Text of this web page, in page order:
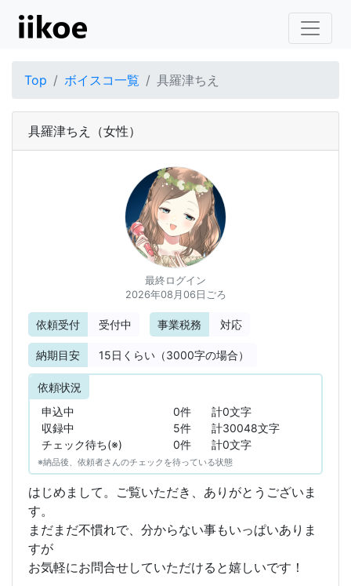
Top ボイスコ一覧 具羅津ちえ
具羅津ちえ （女性）
最終ログイン
2026年08月06日ごろ
依頼受付 受付中 事業税務 対応
納期目安 15日くらい（3000字の場合）
依頼状況
申込中
0件
計0文字
収録中
5件
計30048文字
チェック待ち(※)
0件 計0文字
※納品後、依頼者さんのチェックを待っている状態
はじめまして。ご覧いただき、ありがとうございま
す。
まだまだ不慣れで、分からない事もいっぱいありま
すが
お気軽にお問合せしていただけると嬉しいです！